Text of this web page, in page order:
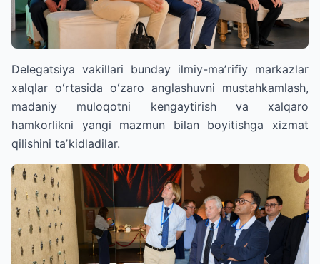
Delegatsiya vakillari bunday ilmiy-maʼrifiy markazlar
xalqlar oʻrtasida oʻzaro anglashuvni mustahkamlash,
madaniy muloqotni kengaytirish va xalqaro
hamkorlikni yangi mazmun bilan boyitishga xizmat
qilishini taʼkidladilar.